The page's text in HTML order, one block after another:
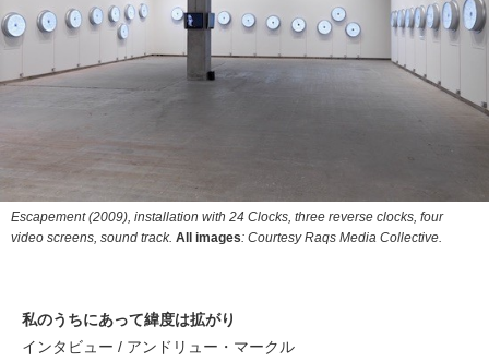
Escapement (2009), installation with 24 Clocks, three reverse clocks, four
video screens, sound track. All images: Courtesy Raqs Media Collective.
私のうちにあって緯度は拡がり
インタビュー / アンドリュー・マークル